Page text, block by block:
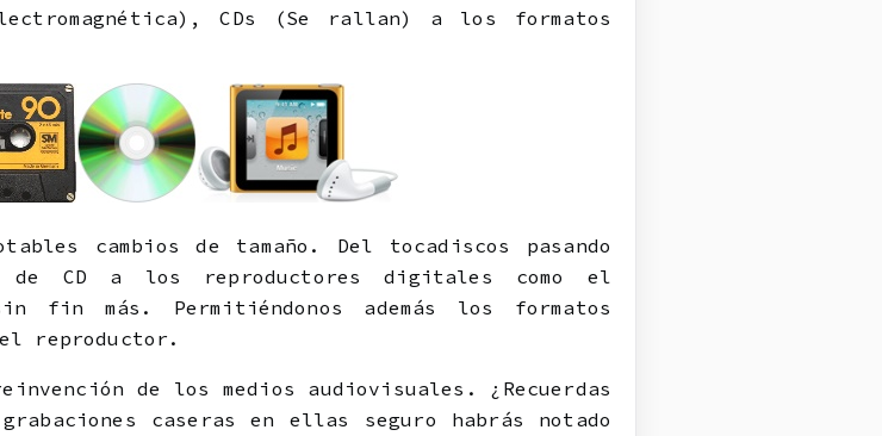
CDs (Se rallan) a los formatos
cambios de tamaño. Del tocadiscos pasando
de CD a los reproductores digitales como el
fin más. Permitiéndonos además los formatos
reproductor.
de los medios audiovisuales. ¿Recuerdas
caseras en ellas seguro habrás notado